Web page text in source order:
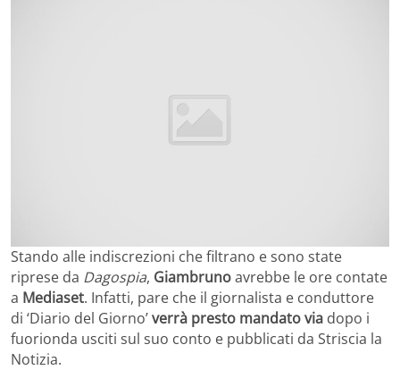
Stando alle indiscrezioni che filtrano e sono state
riprese da Dagospia, Giambrunoavrebbe le ore contate
a Mediaset. Infatti, pare che il giornalista e conduttore
di ‘Diario del Giorno’verrà presto mandato via dopo i
fuorionda usciti sul suo conto e pubblicati da Striscia la
Notizia.